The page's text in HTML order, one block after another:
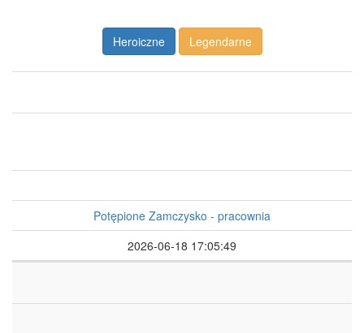
Heroiczne Legendarne
Potępione Zamczysko - pracownia
2026-06-18 17:05:49